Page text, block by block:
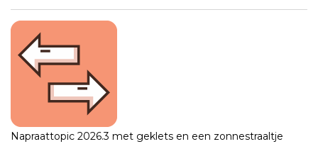
Napraattopic 2026.3 met geklets en een zonnestraaltje